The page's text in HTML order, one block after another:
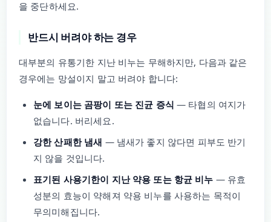
을 중단하세요.
반드시 버려야 하는 경우
대부분의 유통기한 지난 비누는 무해하지만, 다음과 같은
경우에는 망설이지 말고 버려야 합니다:
눈에 보이는 곰팡이 또는 진균 증식 — 타협의 여지가
없습니다. 버리세요.
강한 산패한 냄새 — 냄새가 좋지 않다면 피부도 반기
지 않을 것입니다.
표기된 사용기한이 지난 약용 또는 항균 비누 — 유효
성분의 효능이 약해져 약용 비누를 사용하는 목적이
무의미해집니다.